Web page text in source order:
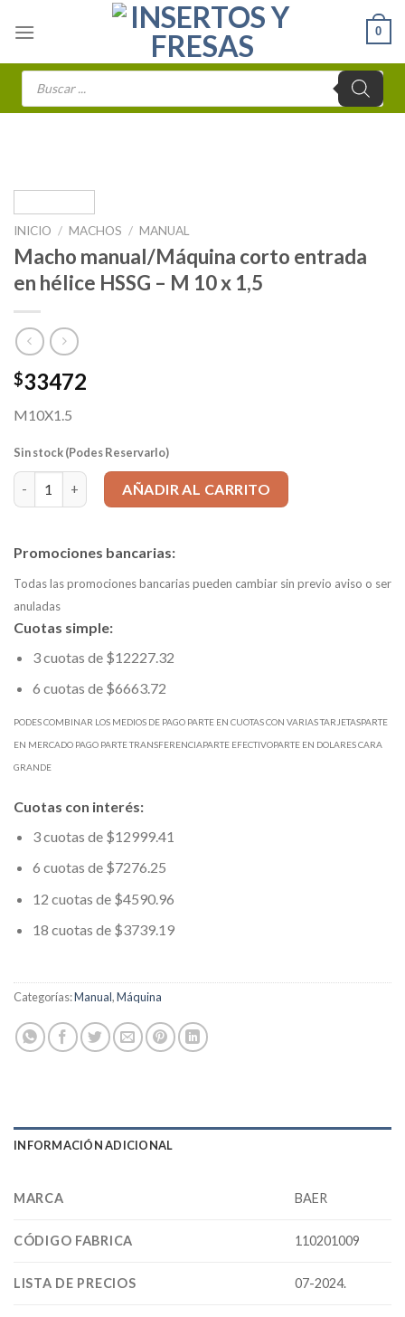
0
Búsqueda
INICIO / MACHOS / MANUAL
Macho manual/Máquina corto entrada
en hélice HSSG – M 10 x 1,5
$33472
M10X1.5
Sin stock (Podes Reservarlo)
Macho manual/Máquina corto entrada en hélice HSSG - M 10 x
AÑADIR AL CARRITO
Promociones bancarias:
Todas las promociones bancarias pueden cambiar sin previo aviso o ser
anuladas
Cuotas simple:
3 cuotas de $12227.32
6 cuotas de $6663.72
PODES COMBINAR LOS MEDIOS DE PAGO PARTE EN CUOTAS CON VARIAS TARJETASPARTE
EN MERCADO PAGO PARTE TRANSFERENCIAPARTE EFECTIVOPARTE EN DOLARES CARA
GRANDE
Cuotas con interés:
3 cuotas de $12999.41
6 cuotas de $7276.25
12 cuotas de $4590.96
18 cuotas de $3739.19
Categorías:Manual,Máquina
INFORMACIÓN ADICIONAL
MARCA BAER
CÓDIGO FABRICA 110201009
LISTA DE PRECIOS 07-2024.